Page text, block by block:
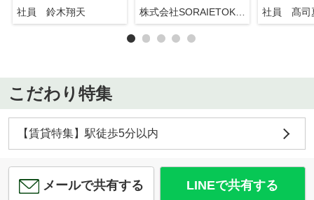
社員 鈴木翔天 株式会社SORAIETOKYO押上駅前店 社員 髙司
こだわり特集
【賃貸特集】駅徒歩5分以内
メールで共有する LINEで共有する